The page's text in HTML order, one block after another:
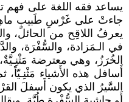
يساعد فقه اللغة على
جاءتْ على غَرْسِ طَبيبٍ
يعرفُ اللاقِح من الحائل،
في الـمَزادة، والسُّفْرَة،
الخُرَزُ، وهي معترضة
أَسافل هذه الأَشياء
السَّيرُ الذي يكون أَسفلَ